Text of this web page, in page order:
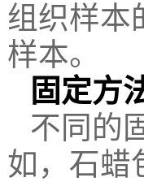
组织样本
样本。
固定方
不同的
如，石蜡